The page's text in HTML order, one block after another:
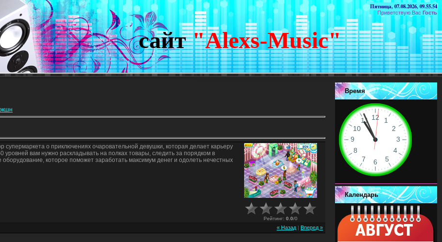
Пятница, 07.08.2026, 09.55.54
Приветствую Вас Гость
сайт "Alexs-Music"
супермаркета о приключениях очаровательной девушки, которая делает карьеру
уровней вам нужно раскладывать на полках товары, следить за порядком в
оборудование, которое поможет заработать максимум денег и одолеть нечестных
Рейтинг: 0.0/0
« Назад| Вперед »
Время
Календарь